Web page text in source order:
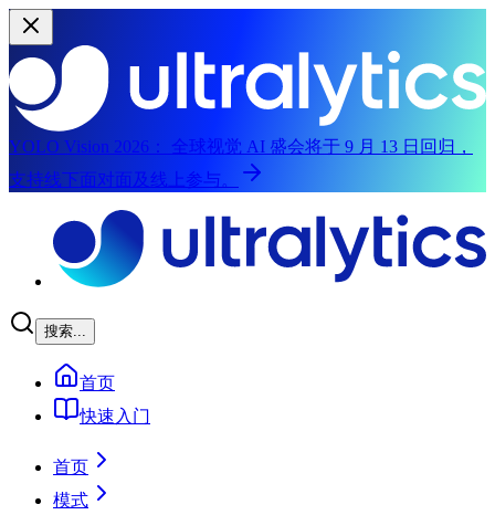
YOLO Vision 2026：
全球视觉 AI 盛会将于 9 月 13 日回归，
支持线下面对面及线上参与。
搜索...
首页
快速入门
首页
模式